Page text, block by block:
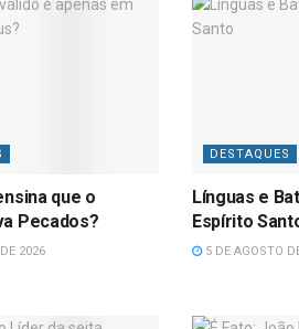
que o
Pecados?
2026
DESTAQUES
Línguas e
Espírito
5 DE AGOSTO